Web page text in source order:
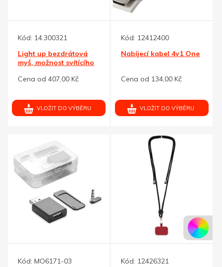
Kód: 14.300321
Light up bezdrátová
myš, možnost svítícího
Cena od 407,00 Kč
VLOŽIT DO VÝBĚRU
Kód: 12412400
Nabíjecí kabel 4v1 One
Cena od 134,00 Kč
VLOŽIT DO VÝBĚRU
Kód: MO6171-03 Kód: 12426321